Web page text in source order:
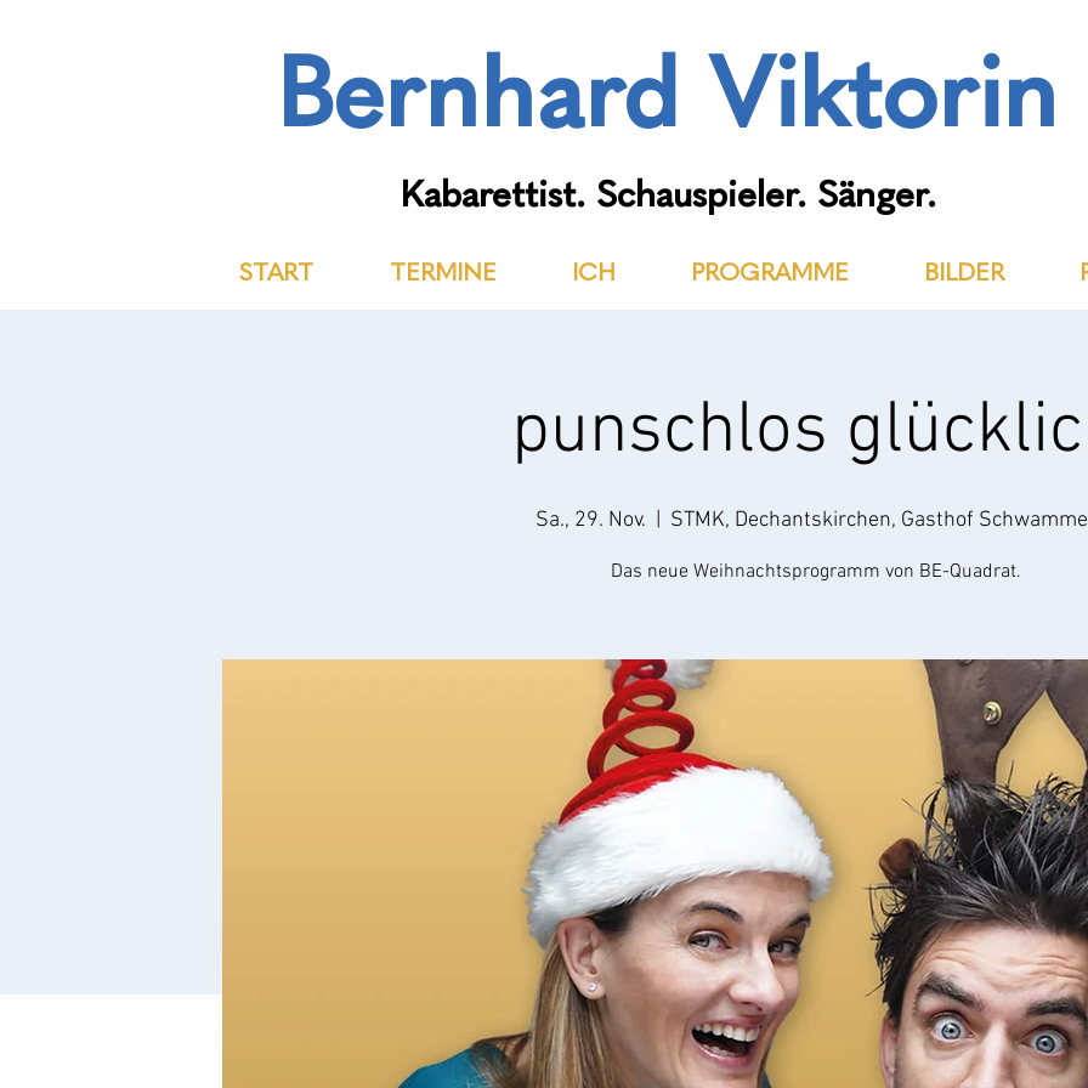
Bernhard Viktorin
Kabarettist. Schauspieler. Sänger.
START TERMINE ICH PROGRAMME BILDER
punschlos
Sa., 29. Nov. STMK, Dechantskirchen, Gasthof
Das neue Weihnachtsprogramm von BE-Quadrat.